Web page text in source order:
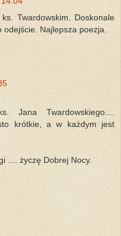
Twardowskim. Doskonale
odejście. Najlepsza poezja.
Twardowskiego....
krótkie, a w każdym jest
.... życzę Dobrej Nocy.